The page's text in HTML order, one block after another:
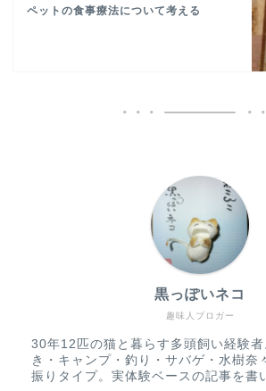
ペットの食事療法について考える
趣味人ブロガー
黒っぽいネコ
30年12匹の猫と暮らす多頭飼い経験
き・キャンプ・釣り・サバゲ・水樹奈
振りタイプ。実体験ベースの記事を書